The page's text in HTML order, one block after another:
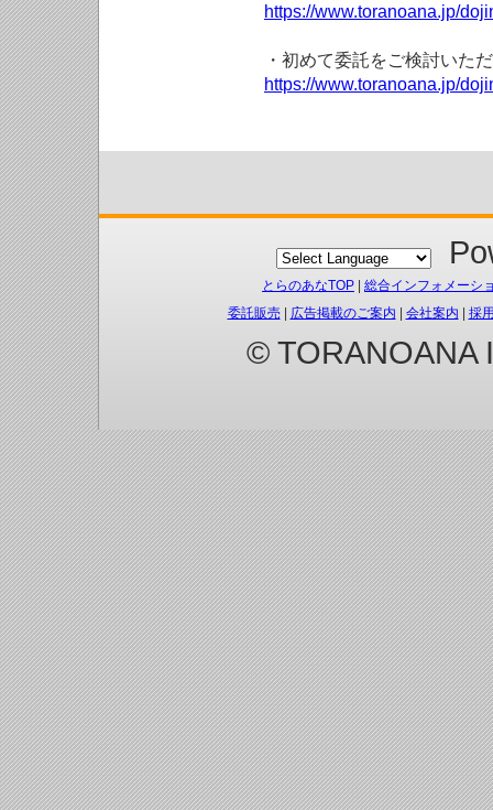
https://www.toranoana.jp/
・初めて委託をご検討いた
https://www.toranoana.jp/
とらのあなTOP
総合インフォメーシ
委託販売| 広告掲載のご案内 会社案内 採
© TORANOANA